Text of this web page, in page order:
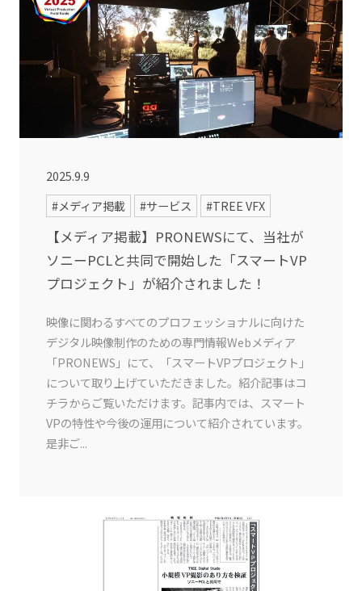
2025.9.9
#メディア掲載
#サービス #TREE VFX
【メディア掲載】PRONEWSにて、当社が
ソニーPCLと共同で開始した「スマートVP
プロジェクト」が紹介されました！
映像に関わるすべてのプロフェッショナルに向けた
デジタル映像制作のための専門情報Webメディア
「PRONEWS」にて、「スマートVPプロジェクト」
について取り上げていただきました。紹介記事はコ
チラからご覧いただけます。記事内では、スマート
VPの特性や今後の運用について紹介されています。
是非ご...